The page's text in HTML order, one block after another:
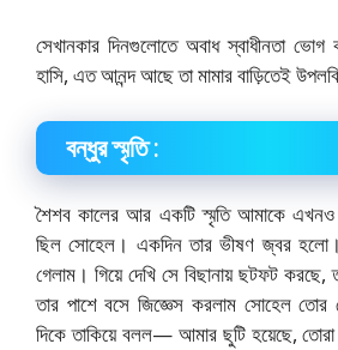
সেখানকার দিনগুলােতে অবাধ স্বাধীনতা
হাসি, এত আনন্দ আছে তা মামার বাড়িতেই
বন্ধুর স্মৃতি :
শৈশব কালের আর একটি স্মৃতি আমাকে
ছিল সােহেল। একদিন তার ভীষণ জ্বর
গেলাম। গিয়ে দেখি সে বিছানায় ছটফট করছে,
তার পাশে বসে জিজ্ঞেস করলাম সােহেল
দিকে তাকিয়ে বলল— আমার ছুটি হয়েছে,